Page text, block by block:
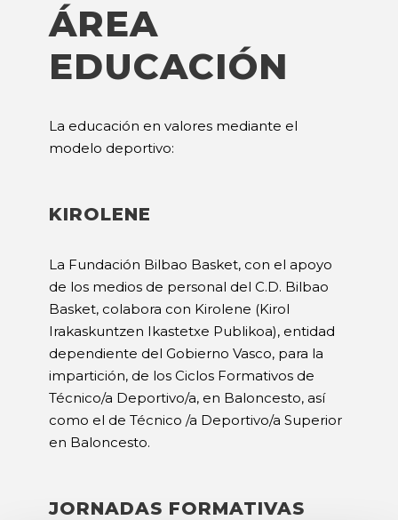
ÁREA
EDUCACIÓN
La educación en valores mediante el
modelo deportivo:
KIROLENE
La Fundación Bilbao Basket, con el apoyo
de los medios de personal del C.D. Bilbao
Basket, colabora con Kirolene (Kirol
Irakaskuntzen Ikastetxe Publikoa), entidad
dependiente del Gobierno Vasco, para la
impartición, de los Ciclos Formativos de
Técnico/a Deportivo/a, en Baloncesto, así
como el de Técnico /a Deportivo/a Superior
en Baloncesto.
JORNADAS FORMATIVAS